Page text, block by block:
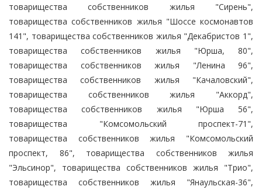
товарищества собственников жилья "Сирень",
товарищества собственников жилья "Шоссе космонавтов
141", товарищества собственников жилья "Декабристов 1",
товарищества собственников жилья "Юрша, 80",
товарищества собственников жилья "Ленина 96",
товарищества собственников жилья "Качаловский",
товарищества собственников жилья "Аккорд",
товарищества собственников жилья "Юрша 56",
товарищества "Комсомольский проспект-71",
товарищества собственников жилья "Комсомольский
проспект, 86", товарищества собственников жилья
"Эльсинор", товарищества собственников жилья "Трио",
товарищества собственников жилья "Янаульская-36",